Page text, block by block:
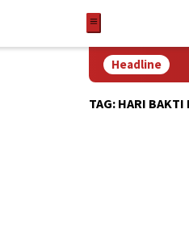
Headline
TAG: HARI BAKTI